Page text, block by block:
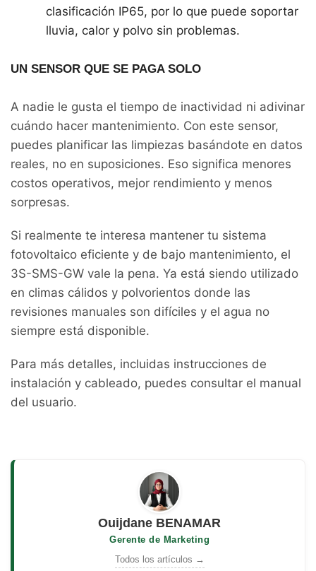
clasificación IP65, por lo que puede soportar
lluvia, calor y polvo sin problemas.
UN SENSOR QUE SE PAGA SOLO
A nadie le gusta el tiempo de inactividad ni adivinar
cuándo hacer mantenimiento. Con este sensor,
puedes planificar las limpiezas basándote en datos
reales, no en suposiciones. Eso significa menores
costos operativos, mejor rendimiento y menos
sorpresas.
Si realmente te interesa mantener tu sistema
fotovoltaico eficiente y de bajo mantenimiento, el
3S-SMS-GW vale la pena. Ya está siendo utilizado
en climas cálidos y polvorientos donde las
revisiones manuales son difíciles y el agua no
siempre está disponible.
Para más detalles, incluidas instrucciones de
instalación y cableado, puedes consultar el manual
del usuario.
Ouijdane BENAMAR
Gerente de Marketing
Todos los artículos →